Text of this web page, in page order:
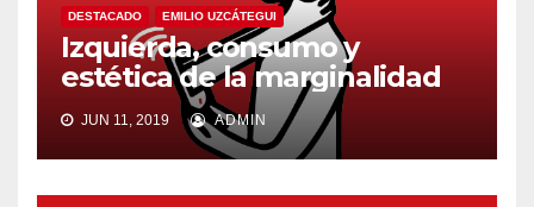
DESTACADO EMILIO UZCÁTEGUI
Izquierda, consumo y
estética de la marginalidad
JUN 11, 2019 ADMIN